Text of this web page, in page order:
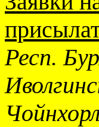
Респ.